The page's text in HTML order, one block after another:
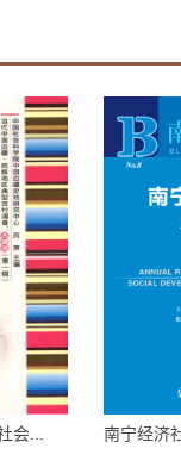
会... 南宁经济